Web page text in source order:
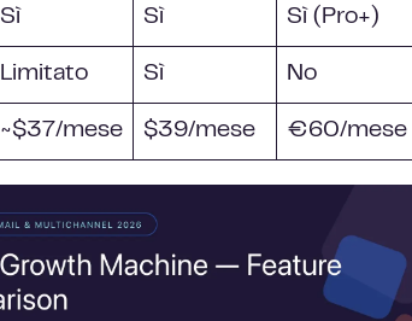
Sì Sì Sì (Pro+)
Limitato Sì No
~$37/mese $39/mese €60/mese